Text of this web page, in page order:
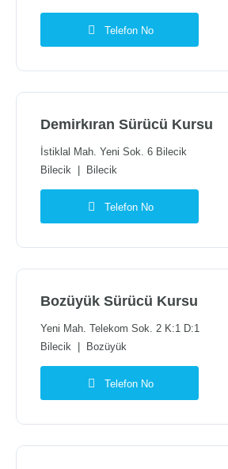
Telefon No
Demirkıran Sürücü Kursu
İstiklal Mah. Yeni Sok. 6 Bilecik
Bilecik
Bilecik
Telefon No
Bozüyük Sürücü Kursu
Yeni Mah. Telekom Sok. 2 K:1 D:1
Bilecik
Bozüyük
Telefon No